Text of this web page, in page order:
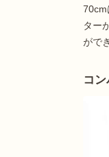
70cm
ター
がで
コ